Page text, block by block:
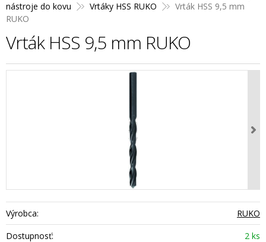
nástroje do kovu
Vrtáky HSS RUKO
Vrták HSS 9,5 mm
RUKO
Vrták HSS 9,5 mm RUKO
Výrobca:
RUKO
Dostupnosť:
2 ks